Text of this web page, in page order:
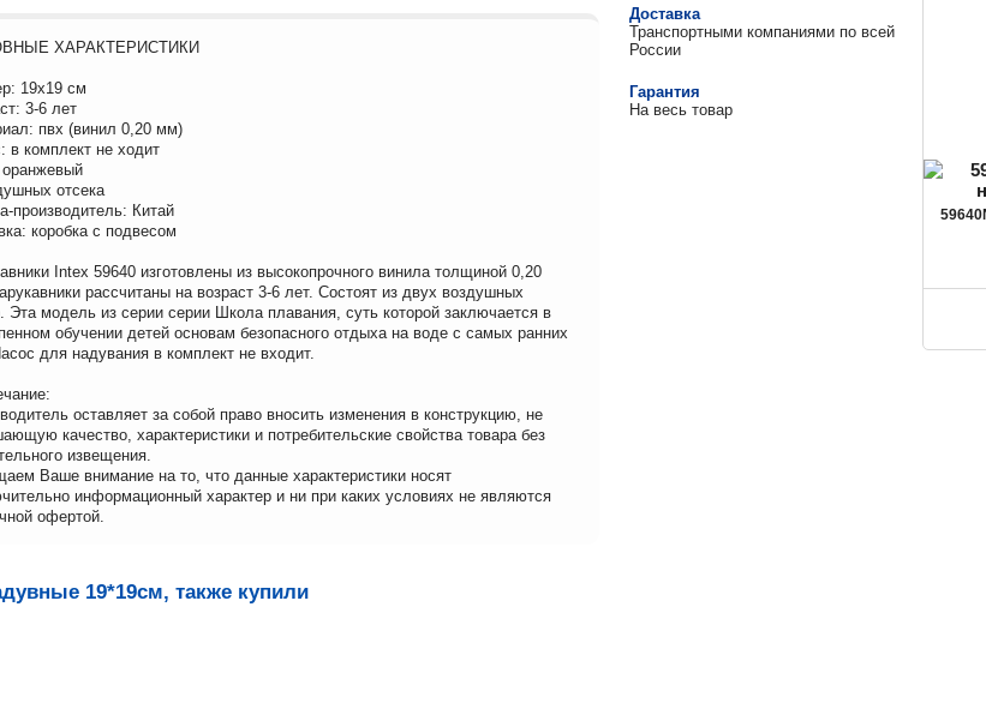
ХАРАКТЕРИСТИКИ
19х19 см
3-6 лет
пвх (винил 0,20 мм)
в комплект не ходит
отсека
производитель: Китай
коробка с подвесом
Intex 59640 изготовлены из высокопрочного винила толщиной 0,20
рассчитаны на возраст 3-6 лет. Состоят из двух воздушных
Эта модель из серии серии Школа плавания, суть которой заключается в
обучении детей основам безопасного отдыха на воде с самых ранних
для надувания в комплект не входит.
оставляет за собой право вносить изменения в конструкцию, не
качество, характеристики и потребительские свойства товара без
извещения.
Ваше внимание на то, что данные характеристики носят
информационный характер и ни при каких условиях не являются
офертой.
Доставка
Транспортными компаниями по всей
России
Гарантия
На весь товар
19*19см, также купили